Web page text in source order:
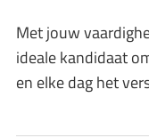
Met jouw
ideale kandidaat
en elke dag het